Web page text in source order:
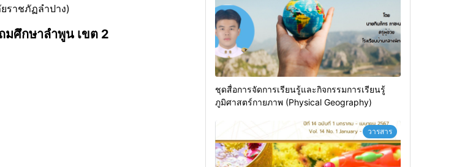
ราชภัฏลำปาง)
มศึกษาลำพูน เขต 2
ชุดสื่อการจัดการเรียนรู้และกิจกรรมการเรียนรู้
ภูมิศาสตร์กายภาพ (Physical Geography)
วารสาร